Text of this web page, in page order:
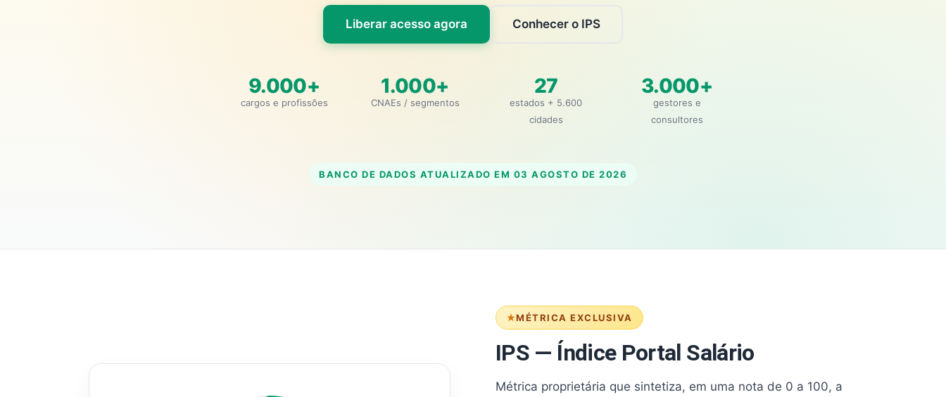
Liberar acesso agora Conhecer o IPS
9.000+
cargos e profissões
1.000+
CNAEs / segmentos
27
estados + 5.600
cidades
3.000+
gestores e
consultores
BANCO DE DADOS ATUALIZADO EM 03 AGOSTO DE 2026
MÉTRICA EXCLUSIVA
IPS — Índice Portal Salário
Métrica proprietária que sintetiza, em uma nota de 0 a 100, a